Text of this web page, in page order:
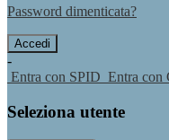
Password dimenticata?
-
Entra con SPID Entra con
Seleziona utente